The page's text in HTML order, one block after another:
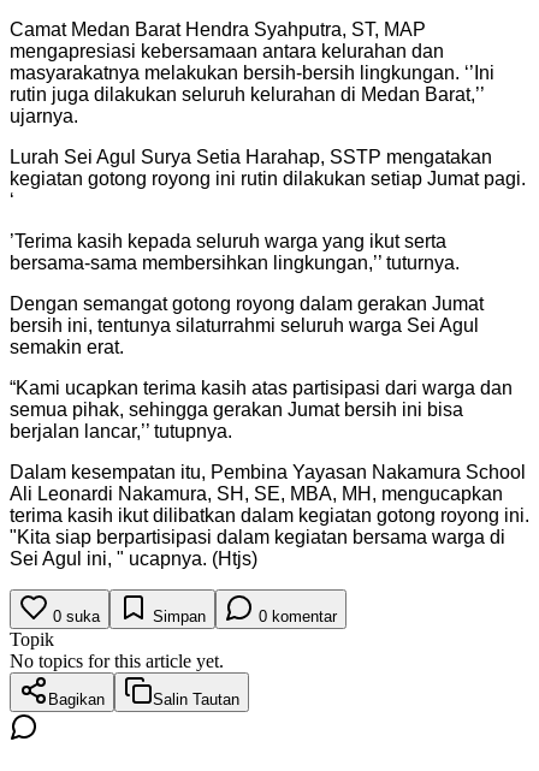
Camat Medan Barat Hendra Syahputra, ST, MAP
mengapresiasi kebersamaan antara kelurahan dan
masyarakatnya melakukan bersih-bersih lingkungan. ‘’Ini
rutin juga dilakukan seluruh kelurahan di Medan Barat,’’
ujarnya.
Lurah Sei Agul Surya Setia Harahap, SSTP mengatakan
kegiatan gotong royong ini rutin dilakukan setiap Jumat pagi.
‘
’Terima kasih kepada seluruh warga yang ikut serta
bersama-sama membersihkan lingkungan,’’ tuturnya.
Dengan semangat gotong royong dalam gerakan Jumat
bersih ini, tentunya silaturrahmi seluruh warga Sei Agul
semakin erat.
“Kami ucapkan terima kasih atas partisipasi dari warga dan
semua pihak, sehingga gerakan Jumat bersih ini bisa
berjalan lancar,’’ tutupnya.
Dalam kesempatan itu, Pembina Yayasan Nakamura School
Ali Leonardi Nakamura, SH, SE, MBA, MH, mengucapkan
terima kasih ikut dilibatkan dalam kegiatan gotong royong ini.
"Kita siap berpartisipasi dalam kegiatan bersama warga di
Sei Agul ini, " ucapnya. (Htjs)
0 suka Simpan 0 komentar
Topik
No topics for this article yet.
Bagikan Salin Tautan